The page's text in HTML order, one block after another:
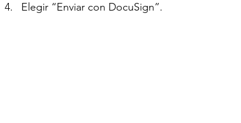
Elegir “Enviar con DocuSign”.